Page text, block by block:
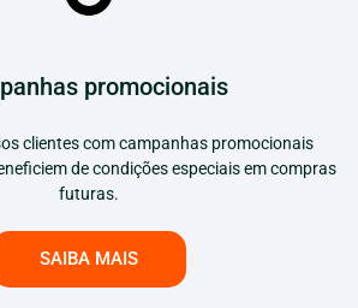
promocionais
clientes com campanhas promocionais
de condições especiais em compras
futuras.
SAIBA MAIS